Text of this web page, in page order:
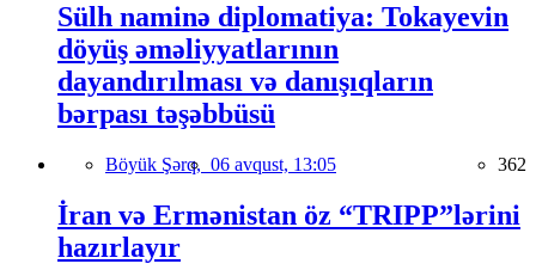
Sülh naminə diplomatiya: Tokayevin
döyüş əməliyyatlarının
dayandırılması və danışıqların
bərpası təşəbbüsü
Böyük Şərq, 06 avqust, 13:05 362
İran və Ermənistan öz “TRIPP”lərini
hazırlayır